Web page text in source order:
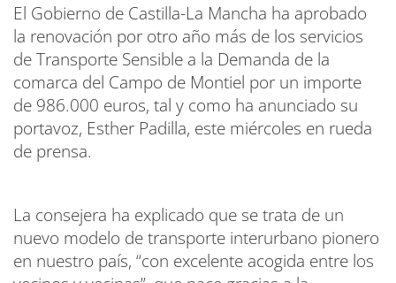
El Gobierno de Castilla-La Mancha ha aprobado
la renovación por otro año más de los servicios
de Transporte Sensible a la Demanda de la
comarca del Campo de Montiel por un importe
de 986.000 euros, tal y como ha anunciado su
portavoz, Esther Padilla, este miércoles en rueda
de prensa.
La consejera ha explicado que se trata de un
nuevo modelo de transporte interurbano pionero
en nuestro país, “con excelente acogida entre los